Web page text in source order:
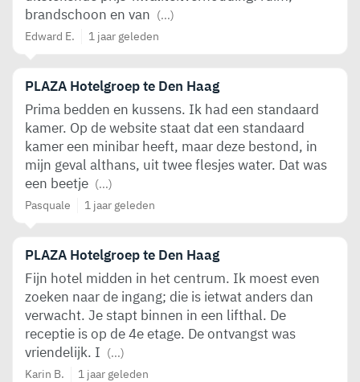
brandschoon en van (...)
Edward E.
1 jaar geleden
PLAZA Hotelgroep te Den Haag
Prima bedden en kussens. Ik had een standaard
kamer. Op de website staat dat een standaard
kamer een minibar heeft, maar deze bestond, in
mijn geval althans, uit twee flesjes water. Dat was
een beetje (...)
Pasquale
1 jaar geleden
PLAZA Hotelgroep te Den Haag
Fijn hotel midden in het centrum. Ik moest even
zoeken naar de ingang; die is ietwat anders dan
verwacht. Je stapt binnen in een lifthal. De
receptie is op de 4e etage. De ontvangst was
vriendelijk. I (...)
Karin B.
1 jaar geleden